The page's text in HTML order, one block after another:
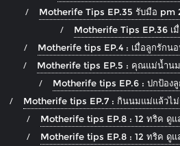
Motherife Tips EP.35 รับมือ pm
Motherife Tips EP.36 เ
Motherife tips EP.4 : เมื่อลูกรักน
Motherife tips EP.5 : คุณแม่น้ำนม
Motherife tips EP.6 : ปกป้อง
Motherife tips EP.7 : กินนมแม่แล้วไ
Motherife tips EP.8 : 12 ทริค ดูแ
Motherife tips EP.8 : 12 ทริค ดูแ